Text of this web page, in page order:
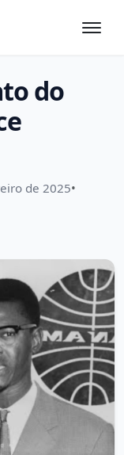
do
de 2025•